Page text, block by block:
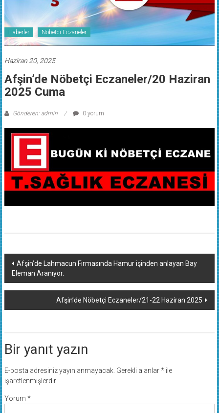
Haberler Nöbetci Eczaneler
Haziran 20, 2025
Afşin’de Nöbetçi Eczaneler/20 Haziran
2025 Cuma
Gönderen: admin 0 yorum
Yazı
dolaşımı
Afşin’de Lahmacun Firmasında Hamur işinden anlayan Bay
Eleman Aranıyor.
Afşin’de Nöbetçi Eczaneler/21-22 Haziran 2025
Bir yanıt yazın
E-posta adresiniz yayınlanmayacak. Gerekli alanlar*ile
işaretlenmişlerdir
Yorum *